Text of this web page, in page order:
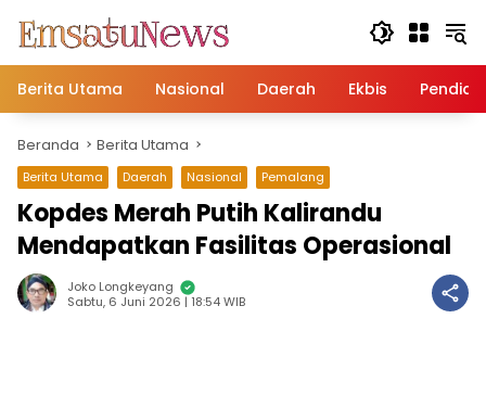
konten
Berita Utama
Nasional Daerah Ekbis
Beranda Berita Utama
Berita Utama Daerah Nasional Pemalang
Kopdes Merah Putih Kalirandu
Mendapatkan Fasilitas Operasional
Joko Longkeyang
Sabtu, 6 Juni 2026 | 18:54 WIB